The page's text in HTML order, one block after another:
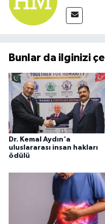
Bunlar da ilginizi
Dr. Kemal Aydın'a
uluslararası insan hakları
ödülü